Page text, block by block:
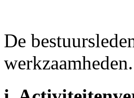
De
werkzaamheden.